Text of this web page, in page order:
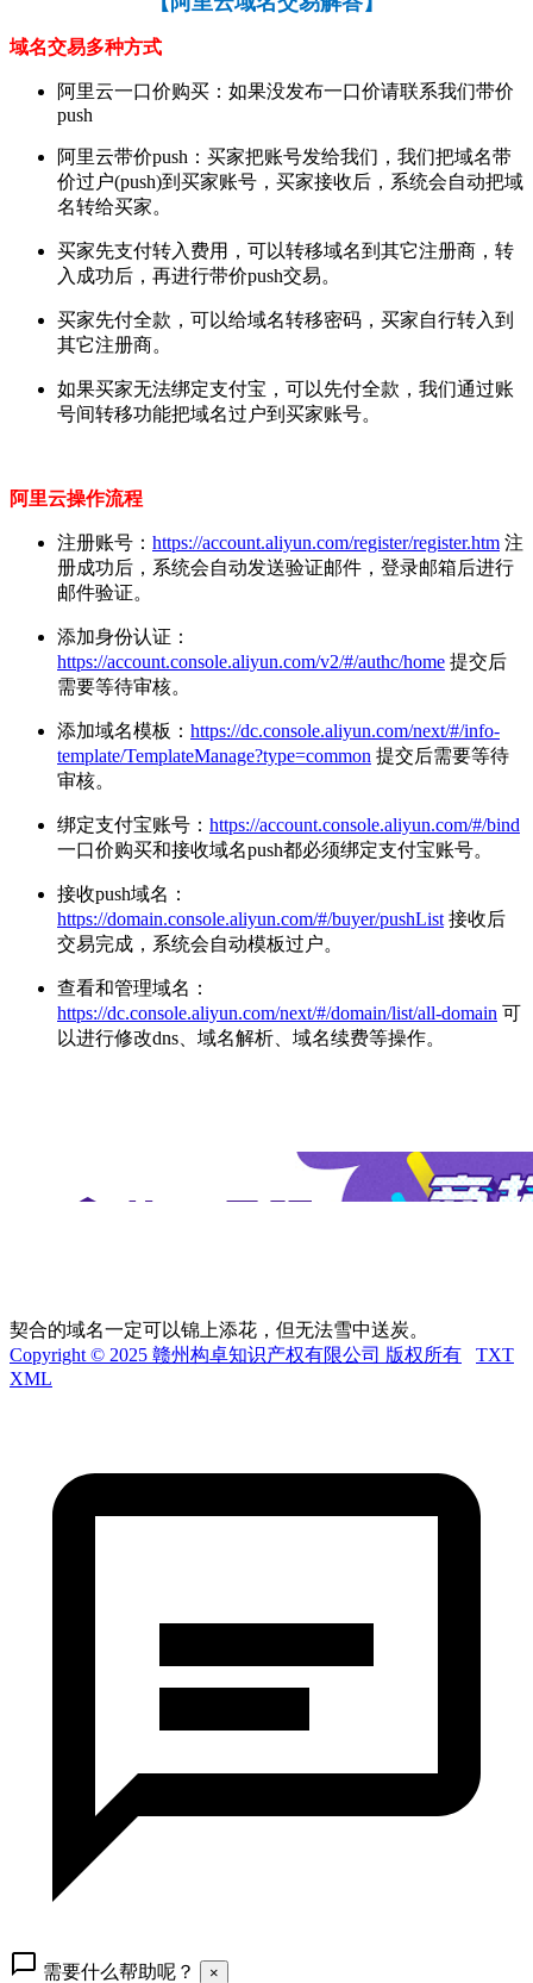
域名交易多种方式
阿里云一口价购买：如果没发布一口价请联系我们带价
push
阿里云带价push：买家把账号发给我们，我们把域名带
价过户(push)到买家账号，买家接收后，系统会自动把域
名转给买家。
买家先支付转入费用，可以转移域名到其它注册商，转
入成功后，再进行带价push交易。
买家先付全款，可以给域名转移密码，买家自行转入到
其它注册商。
如果买家无法绑定支付宝，可以先付全款，我们通过账
号间转移功能把域名过户到买家账号。
阿里云操作流程
注册账号： https://account.aliyun.com/register/register.htm 注
册成功后，系统会自动发送验证邮件，登录邮箱后进行
邮件验证。
添加身份认证：
https://account.console.aliyun.com/v2/#/authc/home 提交后
需要等待审核。
添加域名模板： https://dc.console.aliyun.com/next/#/info-
template/TemplateManage?type=common 提交后需要等待
审核。
绑定支付宝账号： https://account.console.aliyun.com/#/bind
一口价购买和接收域名push都必须绑定支付宝账号。
接收push域名：
https://domain.console.aliyun.com/#/buyer/pushList 接收后
交易完成，系统会自动模板过户。
查看和管理域名：
https://dc.console.aliyun.com/next/#/domain/list/all-domain 可
以进行修改dns、域名解析、域名续费等操作。
契合的域名一定可以锦上添花，但无法雪中送炭。
Copyright © 2025 赣州构卓知识产权有限公司 版权所有
TXT
XML
需要什么帮助呢？ ×